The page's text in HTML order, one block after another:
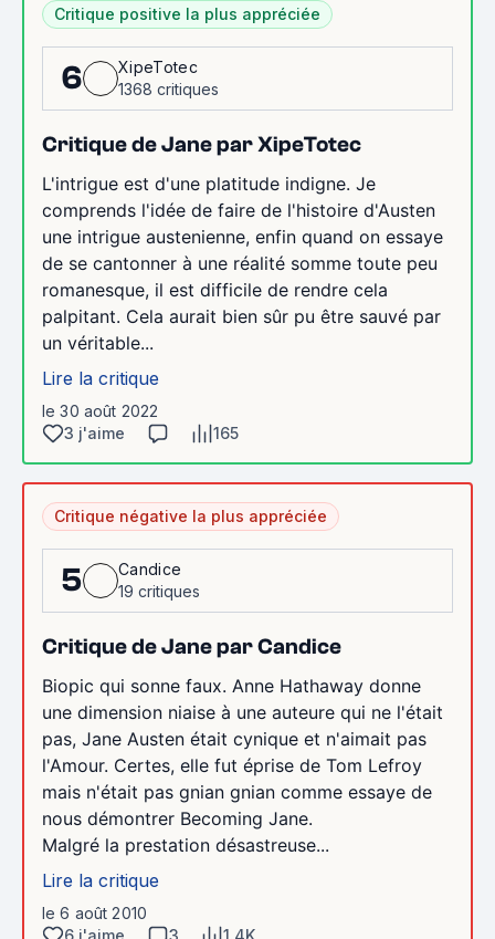
Critique positive la plus appréciée
6
XipeTotec
1368 critiques
Critique de Jane par XipeTotec
L'intrigue est d'une platitude indigne. Je
comprends l'idée de faire de l'histoire d'Austen
une intrigue austenienne, enfin quand on essaye
de se cantonner à une réalité somme toute peu
romanesque, il est difficile de rendre cela
palpitant. Cela aurait bien sûr pu être sauvé par
un véritable...
Lire la critique
le 30 août 2022
3 j'aime
165
Critique négative la plus appréciée
5
Candice
19 critiques
Critique de Jane par Candice
Biopic qui sonne faux. Anne Hathaway donne
une dimension niaise à une auteure qui ne l'était
pas, Jane Austen était cynique et n'aimait pas
l'Amour. Certes, elle fut éprise de Tom Lefroy
mais n'était pas gnian gnian comme essaye de
nous démontrer Becoming Jane.
Malgré la prestation désastreuse...
Lire la critique
le 6 août 2010
6 j'aime
3 1.4K